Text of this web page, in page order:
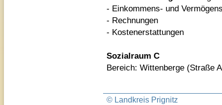
- Einkommens- und
- Rechnungen
- Kostenerstattungen
Sozialraum C
Bereich: Wittenberge (Straße
© Landkreis Prignitz